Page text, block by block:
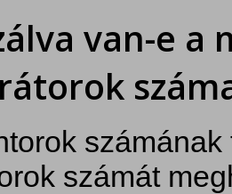
van-e a
számát